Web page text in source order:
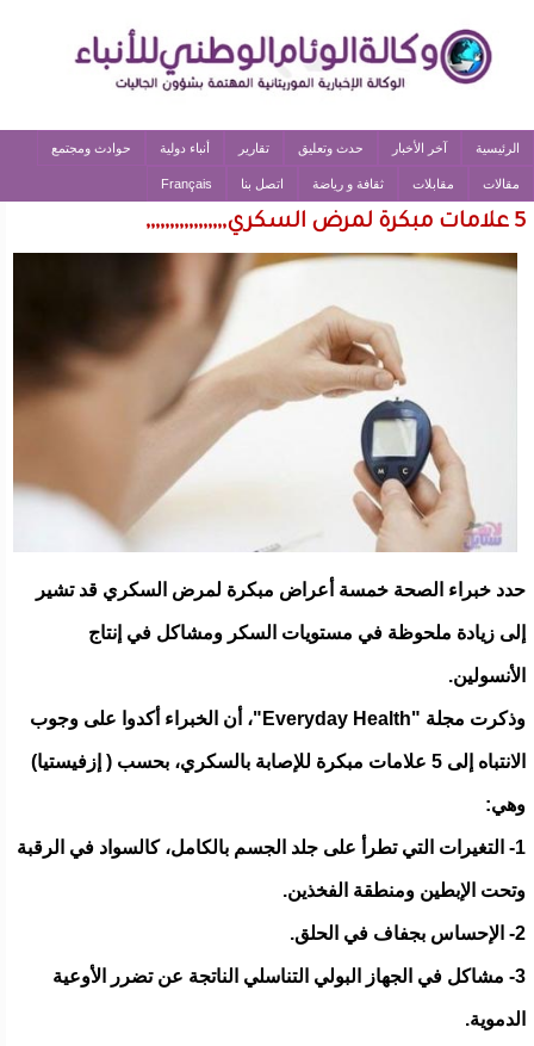
الرئيسية آخر الأخبار حدث وتعليق تقارير أنباء دولية حوادث ومجتمع
مقالات مقابلات ثقافة و رياضة اتصل بنا Français
5 علامات مبكرة لمرض السكري,,,,,,,,,,,,,,,,,
حدد خبراء الصحة خمسة أعراض مبكرة لمرض السكري قد تشير
إلى زيادة ملحوظة في مستويات السكر ومشاكل في إنتاج
الأنسولين.
وذكرت مجلة "Everyday Health"، أن الخبراء أكدوا على وجوب
الانتباه إلى 5 علامات مبكرة للإصابة بالسكري، بحسب ( إزفيستيا)
وهي:
1- التغيرات التي تطرأ على جلد الجسم بالكامل، كالسواد في الرقبة
وتحت الإبطين ومنطقة الفخذين.
2- الإحساس بجفاف في الحلق.
3- مشاكل في الجهاز البولي التناسلي الناتجة عن تضرر الأوعية
الدموية.